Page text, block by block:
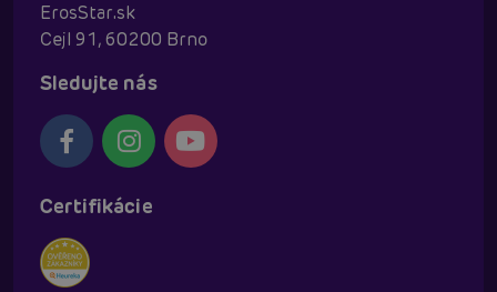
ErosStar.sk
Cejl 91, 60200 Brno
Sledujte nás
Certifikácie